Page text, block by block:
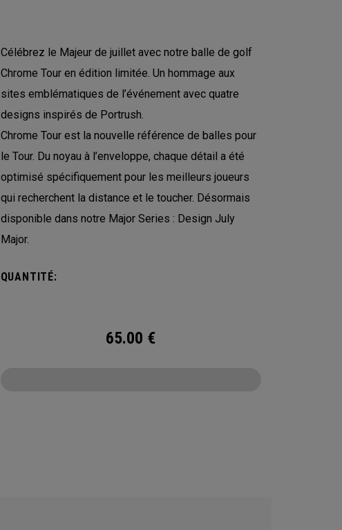
Célébrez le Majeur de juillet avec notre balle de golf
Chrome Tour en édition limitée. Un hommage aux
sites emblématiques de l’événement avec quatre
designs inspirés de Portrush.
Chrome Tour est la nouvelle référence de balles pour
le Tour. Du noyau à l’enveloppe, chaque détail a été
optimisé spécifiquement pour les meilleurs joueurs
qui recherchent la distance et le toucher. Désormais
disponible dans notre Major Series : Design July
Major.
QUANTITÉ:
65.00 €